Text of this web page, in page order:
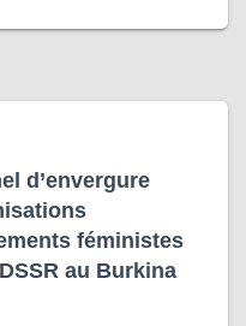
d’envergure
féministes
au Burkina